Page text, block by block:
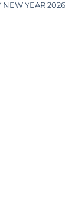
NEW YEAR 2026